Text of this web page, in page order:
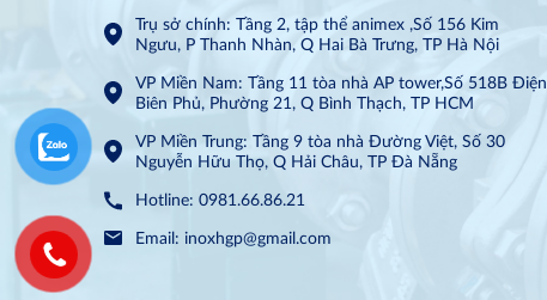
Trụ sở chính: Tầng 2, tập thể animex ,Số 156 Kim
Ngưu, P Thanh Nhàn, Q Hai Bà Trưng, TP Hà Nội
VP Miền Nam: Tầng 11 tòa nhà AP tower,Số 518B Điện
Biên Phủ, Phường 21, Q Bình Thạch, TP HCM
VP Miền Trung: Tầng 9 tòa nhà Đường Việt, Số 30
Nguyễn Hữu Thọ, Q Hải Châu, TP Đà Nẵng
Hotline: 0981.66.86.21
Email: inoxhgp@gmail.com